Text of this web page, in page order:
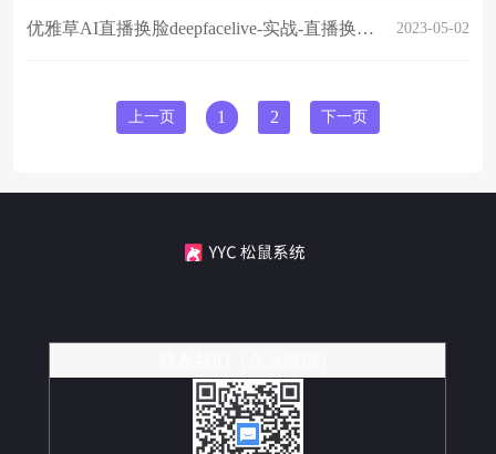
优雅草AI直播换脸deepfacelive-实战-直播换脸美名曰数字克隆人 2023-05-02
上一页 1 2 下一页